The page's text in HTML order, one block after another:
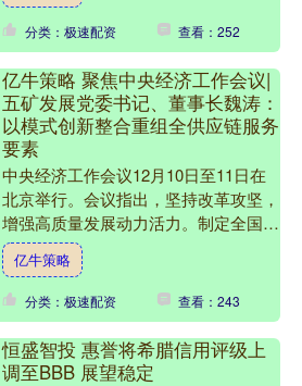
分类：极速配资 查看：252
亿牛策略 聚焦中央经济工作会议|
五矿发展党委书记、董事长魏涛：
以模式创新整合重组全供应链服务
要素
中央经济工作会议12月10日至11日在
北京举行。会议指出，坚持改革攻坚，
增强高质量发展动力活力。制定全国统
一大市场建设条例，深入整治“内卷
式”竞争。会议还指出，....
亿牛策略
分类：极速配资 查看：243
恒盛智投 惠誉将希腊信用评级上
调至BBB 展望稳定